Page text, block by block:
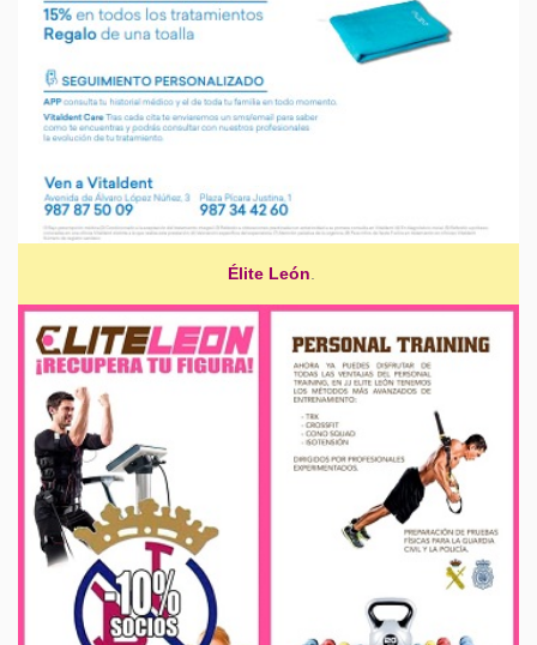
Élite León